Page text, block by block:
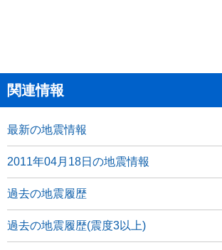
関連情報
最新の地震情報
2011年04月18日の地震情報
過去の地震履歴
過去の地震履歴(震度3以上)